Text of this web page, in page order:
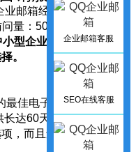
业邮箱经销商 发布时
量：5068 来源：
型企业提供服务的，希
。
最佳电子邮件营销服
达60天的免费试用，
，而且还简单易用。
企业邮箱客服
SEO在线客服